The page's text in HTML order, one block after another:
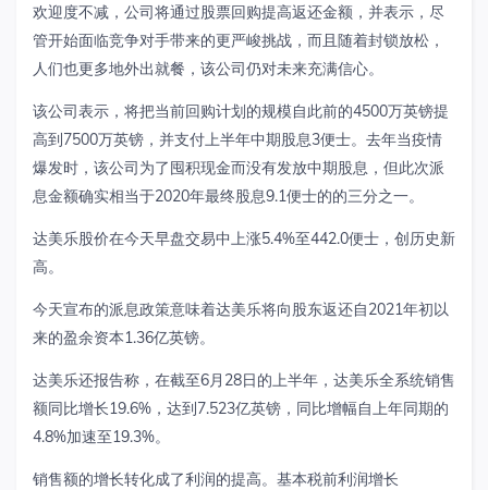
欢迎度不减，公司将通过股票回购提高返还金额，并表示，尽
管开始面临竞争对手带来的更严峻挑战，而且随着封锁放松，
人们也更多地外出就餐，该公司仍对未来充满信心。
该公司表示，将把当前回购计划的规模自此前的4500万英镑提
高到7500万英镑，并支付上半年中期股息3便士。去年当疫情
爆发时，该公司为了囤积现金而没有发放中期股息，但此次派
息金额确实相当于2020年最终股息9.1便士的的三分之一。
达美乐股价在今天早盘交易中上涨5.4%至442.0便士，创历史新
高。
今天宣布的派息政策意味着达美乐将向股东返还自2021年初以
来的盈余资本1.36亿英镑。
达美乐还报告称，在截至6月28日的上半年，达美乐全系统销售
额同比增长19.6%，达到7.523亿英镑，同比增幅自上年同期的
4.8%加速至19.3%。
销售额的增长转化成了利润的提高。基本税前利润增长